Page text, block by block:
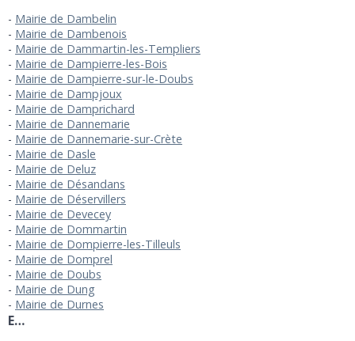
Mairie de Dambelin
Mairie de Dambenois
Mairie de Dammartin-les-Templiers
Mairie de Dampierre-les-Bois
Mairie de Dampierre-sur-le-Doubs
Mairie de Dampjoux
Mairie de Damprichard
Mairie de Dannemarie
Mairie de Dannemarie-sur-Crète
Mairie de Dasle
Mairie de Deluz
Mairie de Désandans
Mairie de Déservillers
Mairie de Devecey
Mairie de Dommartin
Mairie de Dompierre-les-Tilleuls
Mairie de Domprel
Mairie de Doubs
Mairie de Dung
Mairie de Durnes
E…